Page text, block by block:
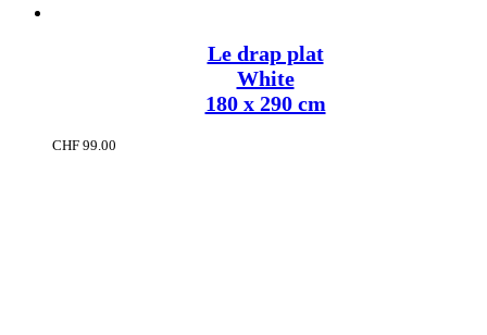
Le drap plat
White
180 x 290 cm
CHF 99.00